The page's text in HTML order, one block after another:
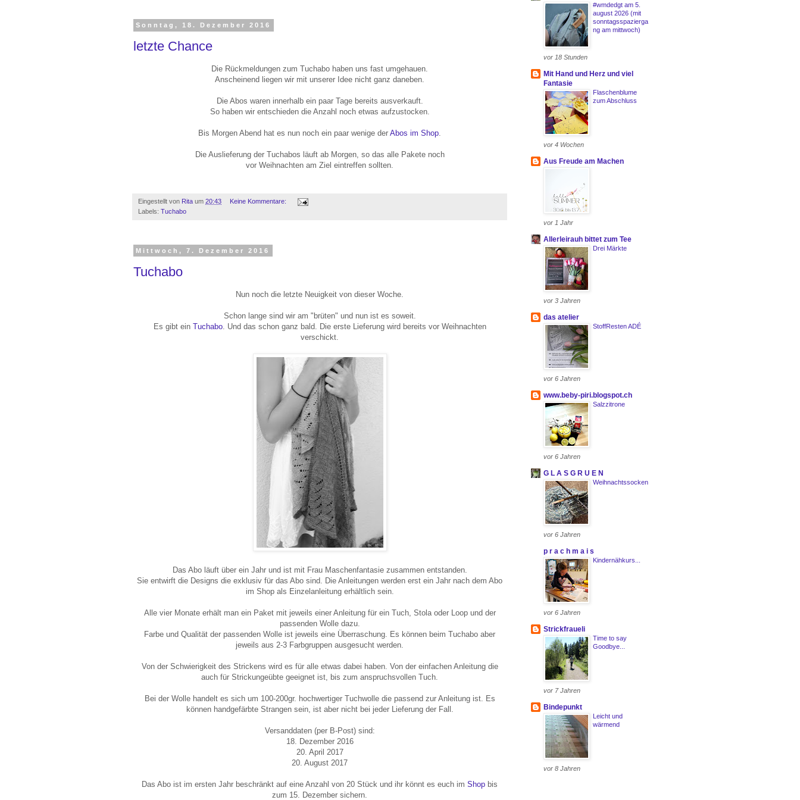
Sonntag, 18. Dezember 2016
letzte Chance
Die Rückmeldungen zum Tuchabo haben uns fast umgehauen.
Anscheinend liegen wir mit unserer Idee nicht ganz daneben.
Die Abos waren innerhalb ein paar Tage bereits ausverkauft.
So haben wir entschieden die Anzahl noch etwas aufzustocken.
Bis Morgen Abend hat es nun noch ein paar wenige der Abos im Shop.
Die Auslieferung der Tuchabos läuft ab Morgen, so das alle Pakete noch
vor Weihnachten am Ziel eintreffen sollten.
Eingestellt von Rita um 20:43
Keine Kommentare:
Labels: Tuchabo
Mittwoch, 7. Dezember 2016
Tuchabo
Nun noch die letzte Neuigkeit von dieser Woche.
Schon lange sind wir am "brüten" und nun ist es soweit.
Es gibt ein Tuchabo. Und das schon ganz bald. Die erste Lieferung wird bereits vor Weihnachten
verschickt.
Das Abo läuft über ein Jahr und ist mit Frau Maschenfantasie zusammen entstanden.
Sie entwirft die Designs die exklusiv für das Abo sind. Die Anleitungen werden erst ein Jahr nach dem Abo
im Shop als Einzelanleitung erhältlich sein.
Alle vier Monate erhält man ein Paket mit jeweils einer Anleitung für ein Tuch, Stola oder Loop und der
passenden Wolle dazu.
Farbe und Qualität der passenden Wolle ist jeweils eine Überraschung. Es können beim Tuchabo aber
jeweils aus 2-3 Farbgruppen ausgesucht werden.
Von der Schwierigkeit des Strickens wird es für alle etwas dabei haben. Von der einfachen Anleitung die
auch für Strickungeübte geeignet ist, bis zum anspruchsvollen Tuch.
Bei der Wolle handelt es sich um 100-200gr. hochwertiger Tuchwolle die passend zur Anleitung ist. Es
können handgefärbte Strangen sein, ist aber nicht bei jeder Lieferung der Fall.
Versanddaten (per B-Post) sind:
18. Dezember 2016
20. April 2017
20. August 2017
Das Abo ist im ersten Jahr beschränkt auf eine Anzahl von 20 Stück und ihr könnt es euch im Shop bis
zum 15. Dezember sichern.
#wmdedgt am 5.
august 2026 (mit
sonntagsspazierga
ng am mittwoch)
vor 18 Stunden
Mit Hand und Herz und viel
Fantasie
Flaschenblume
zum Abschluss
vor 4 Wochen
Aus Freude am Machen
vor 1 Jahr
Allerleirauh bittet zum Tee
Drei Märkte
vor 3 Jahren
das atelier
StoffResten ADÉ
vor 6 Jahren
www.beby-piri.blogspot.ch
Salzzitrone
vor 6 Jahren
G L A S G R U E N
Weihnachtssocken
vor 6 Jahren
p r a c h m a i s
Kindernähkurs...
vor 6 Jahren
Strickfraueli
Time to say
Goodbye...
vor 7 Jahren
Bindepunkt
Leicht und
wärmend
vor 8 Jahren